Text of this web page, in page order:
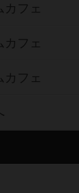
フェ
カフェ
カフェ